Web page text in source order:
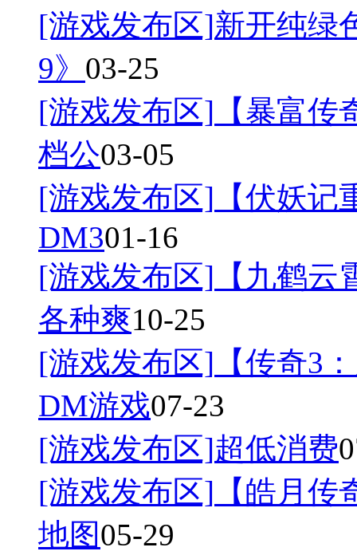
[游戏发布区]新开纯绿
9》 03-25
[游戏发布区] 【暴富
档公03-05
[游戏发布区] 【伏妖
DM301-16
[游戏发布区] 【九鹤
各种爽10-25
[游戏发布区] 【传奇3
DM游戏07-23
[游戏发布区]超低消费
[游戏发布区] 【皓月
地图05-29